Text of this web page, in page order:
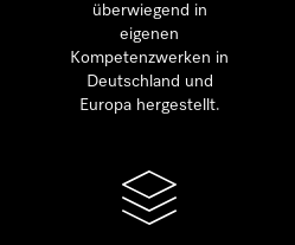
überwiegend in
eigenen
Kompetenzwerken in
Deutschland und
Europa hergestellt.